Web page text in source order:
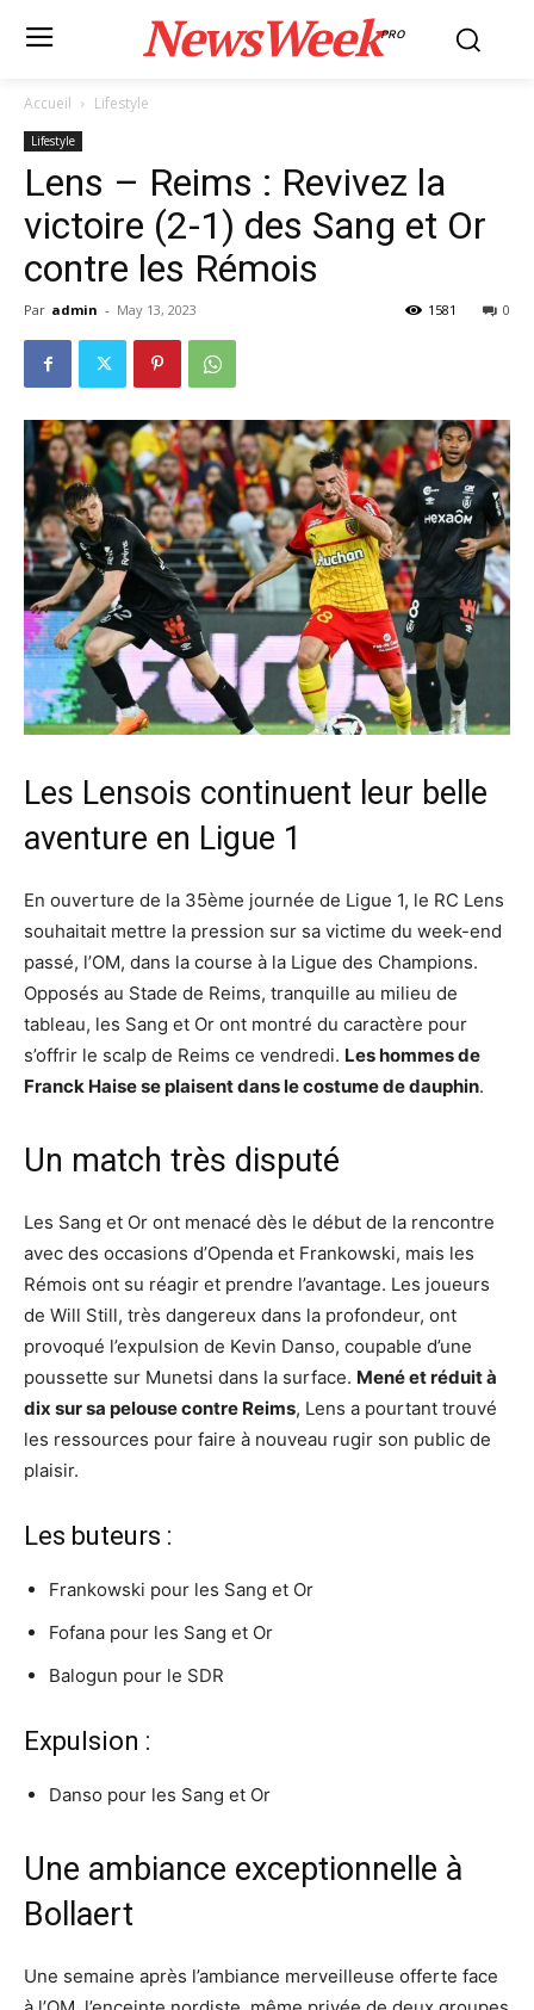
NewsWeekPRO
Accueil Lifestyle
Lifestyle
Lens – Reims : Revivez la
victoire (2-1) des Sang et Or
contre les Rémois
Par admin - May 13, 2023 0
1581
Les Lensois continuent leur belle
aventure en Ligue 1
En ouverture de la 35ème journée de Ligue 1, le RC Lens
souhaitait mettre la pression sur sa victime du week-end
passé, l’OM, dans la course à la Ligue des Champions.
Opposés au Stade de Reims, tranquille au milieu de
tableau, les Sang et Or ont montré du caractère pour
s’offrir le scalp de Reims ce vendredi. Les hommes de
Franck Haise se plaisent dans le costume de dauphin.
Un match très disputé
Les Sang et Or ont menacé dès le début de la rencontre
avec des occasions d’Openda et Frankowski, mais les
Rémois ont su réagir et prendre l’avantage. Les joueurs
de Will Still, très dangereux dans la profondeur, ont
provoqué l’expulsion de Kevin Danso, coupable d’une
poussette sur Munetsi dans la surface. Mené et réduit à
dix sur sa pelouse contre Reims, Lens a pourtant trouvé
les ressources pour faire à nouveau rugir son public de
plaisir.
Les buteurs :
Frankowski pour les Sang et Or
Fofana pour les Sang et Or
Balogun pour le SDR
Expulsion :
Danso pour les Sang et Or
Une ambiance exceptionnelle à
Bollaert
Une semaine après l’ambiance merveilleuse offerte face